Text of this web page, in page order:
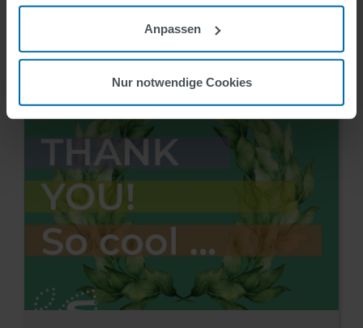
Anpassen
Nur notwendige Cookies
Perspektive in der